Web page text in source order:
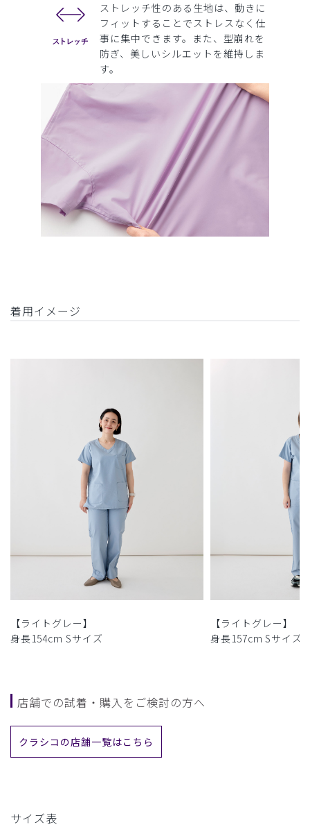
ストレッチ性のある生地は、動きに
フィットすることでストレスなく仕
事に集中できます。また、型崩れを
防ぎ、美しいシルエットを維持しま
す。
着用イメージ
【ライトグレー】
身長154cm Sサイズ
【ライトグレー】
身長157cm Sサイズ
店舗での試着・購入をご検討の方へ
クラシコの店舗一覧はこちら
サイズ表